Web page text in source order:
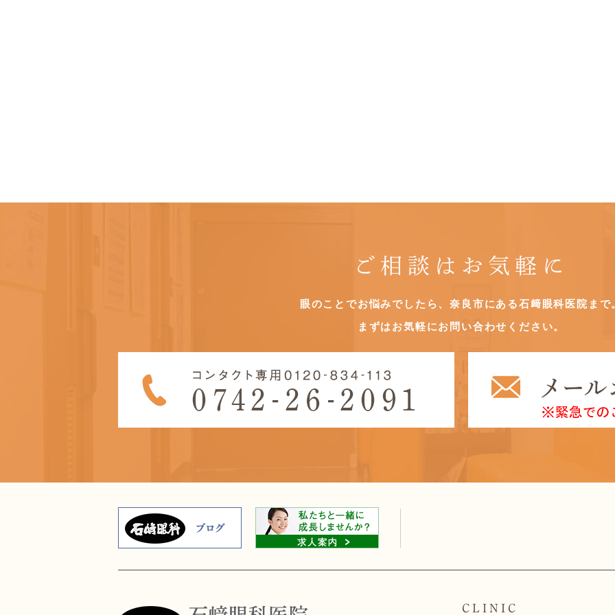
ご相談はお気軽に
眼のことでお悩みでしたら、奈良市にある石﨑眼科医院まで
まずはお気軽にお問い合わせください。
CLINIC